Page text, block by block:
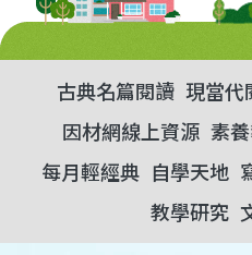
古典名篇閱讀 現當代
因材網線上資源 素
每月輕經典 自學天地
教學研究